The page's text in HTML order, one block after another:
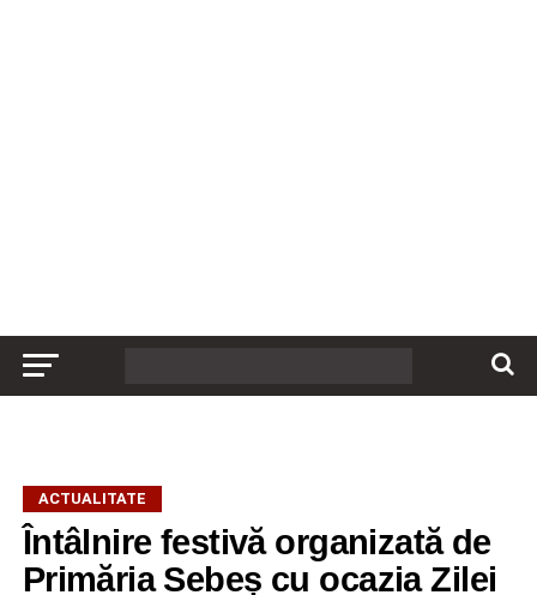
ACTUALITATE
Întâlnire festivă organizată de
Primăria Sebeș cu ocazia Zilei